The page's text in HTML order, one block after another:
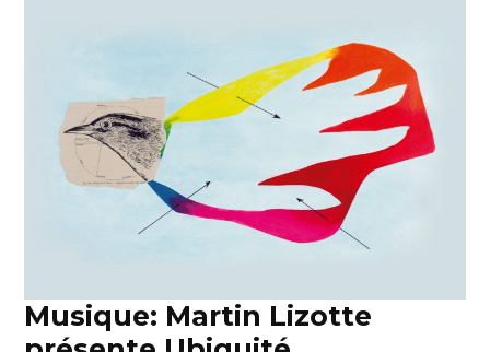
Musique: Martin Lizotte